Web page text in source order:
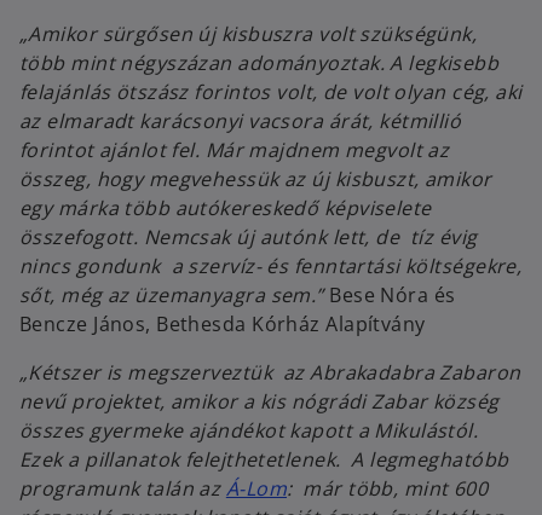
„Amikor sürgősen új kisbuszra volt szükségünk,
több mint négyszázan adományoztak. A legkisebb
felajánlás ötszász forintos volt, de volt olyan cég, aki
az elmaradt karácsonyi vacsora árát, kétmillió
forintot ajánlot fel. Már majdnem megvolt az
összeg, hogy megvehessük az új kisbuszt, amikor
egy márka több autókereskedő képviselete
összefogott. Nemcsak új autónk lett, de tíz évig
nincs gondunk a szervíz- és fenntartási költségekre,
sőt, még az üzemanyagra sem.”Bese Nóra és
Bencze János, Bethesda Kórház Alapítvány
„Kétszer is megszerveztük az Abrakadabra Zabaron
nevű projektet, amikor a kis nógrádi Zabar község
összes gyermeke ajándékot kapott a Mikulástól.
Ezek a pillanatok felejthetetlenek. A legmeghatóbb
programunk talán azÁ-Lom: már több, mint 600